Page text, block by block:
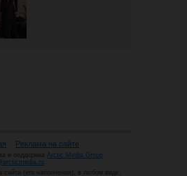
Реклама на сайте
и поддержка Arctic Media Group
сайта (его наполнения), в любом виде,